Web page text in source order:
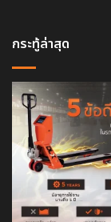
กระทู้ล่าสุด